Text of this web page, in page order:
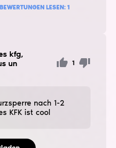
BEWERTUNGEN LESEN: 1
kfg,
un
1
nach 1-2
KFK ist cool